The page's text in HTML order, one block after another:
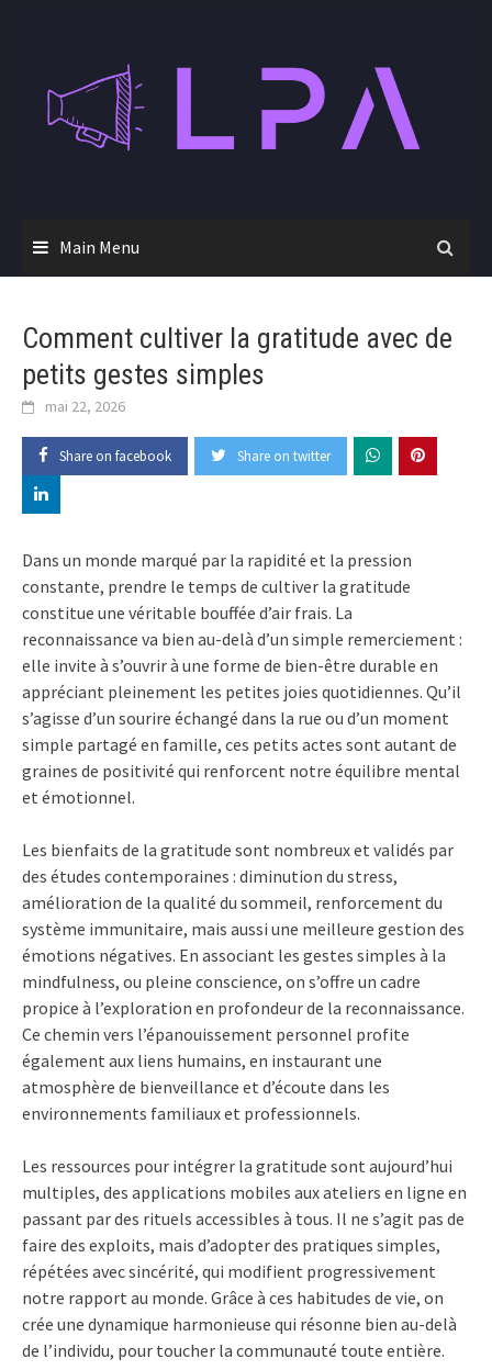
Main Menu
Comment cultiver la gratitude avec de
petits gestes simples
mai 22, 2026
Share on facebook Share on twitter
Dans un monde marqué par la rapidité et la pression
constante, prendre le temps de cultiver la gratitude
constitue une véritable bouffée d’air frais. La
reconnaissance va bien au-delà d’un simple remerciement :
elle invite à s’ouvrir à une forme de bien-être durable en
appréciant pleinement les petites joies quotidiennes. Qu’il
s’agisse d’un sourire échangé dans la rue ou d’un moment
simple partagé en famille, ces petits actes sont autant de
graines de positivité qui renforcent notre équilibre mental
et émotionnel.
Les bienfaits de la gratitude sont nombreux et validés par
des études contemporaines : diminution du stress,
amélioration de la qualité du sommeil, renforcement du
système immunitaire, mais aussi une meilleure gestion des
émotions négatives. En associant les gestes simples à la
mindfulness, ou pleine conscience, on s’offre un cadre
propice à l’exploration en profondeur de la reconnaissance.
Ce chemin vers l’épanouissement personnel profite
également aux liens humains, en instaurant une
atmosphère de bienveillance et d’écoute dans les
environnements familiaux et professionnels.
Les ressources pour intégrer la gratitude sont aujourd’hui
multiples, des applications mobiles aux ateliers en ligne en
passant par des rituels accessibles à tous. Il ne s’agit pas de
faire des exploits, mais d’adopter des pratiques simples,
répétées avec sincérité, qui modifient progressivement
notre rapport au monde. Grâce à ces habitudes de vie, on
crée une dynamique harmonieuse qui résonne bien au-delà
de l’individu, pour toucher la communauté toute entière.